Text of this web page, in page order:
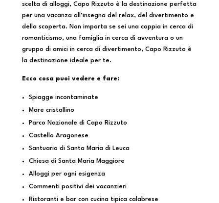
scelta di alloggi, Capo Rizzuto è la destinazione perfetta
per una vacanza all’insegna del relax, del divertimento e
della scoperta. Non importa se sei una coppia in cerca di
romanticismo, una famiglia in cerca di avventura o un
gruppo di amici in cerca di divertimento, Capo Rizzuto è
la destinazione ideale per te.
Ecco cosa puoi vedere e fare:
Spiagge incontaminate
Mare cristallino
Parco Nazionale di Capo Rizzuto
Castello Aragonese
Santuario di Santa Maria di Leuca
Chiesa di Santa Maria Maggiore
Alloggi per ogni esigenza
Commenti positivi dei vacanzieri
Ristoranti e bar con cucina tipica calabrese